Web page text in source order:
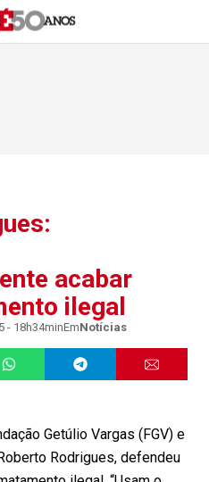
acabar
ilegal
- 18h34minEmNotícias
Getúlio Vargas (FGV) e
Rodrigues, defendeu